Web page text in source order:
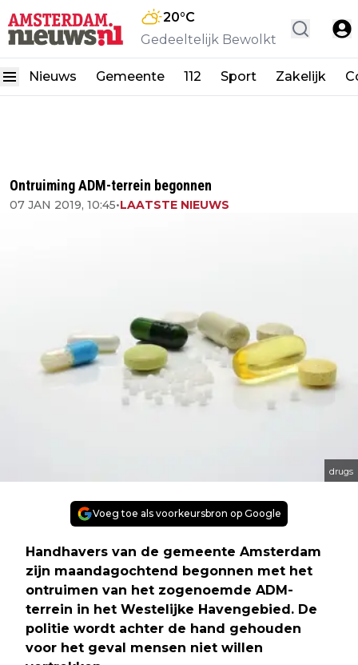
20°C
Gedeeltelijk Bewolkt
Nieuws Gemeente 112 Sport Zakelijk
Ontruiming ADM-terrein begonnen
07 JAN 2019, 10:45•LAATSTE NIEUWS
drugs
Voeg toe als voorkeursbron op Google
Handhavers van de gemeente Amsterdam
zijn maandagochtend begonnen met het
ontruimen van het zogenoemde ADM-
terrein in het Westelijke Havengebied. De
politie wordt achter de hand gehouden
voor het geval mensen niet willen